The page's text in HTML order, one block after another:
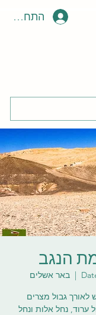
התחבר \
הנגב
  |
באר אשלים
נחל אלות ונחל